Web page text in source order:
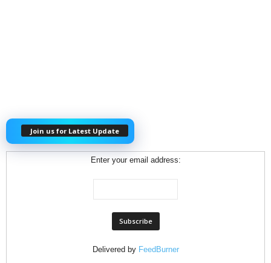
Join us for Latest Update
Enter your email address:
Delivered by FeedBurner